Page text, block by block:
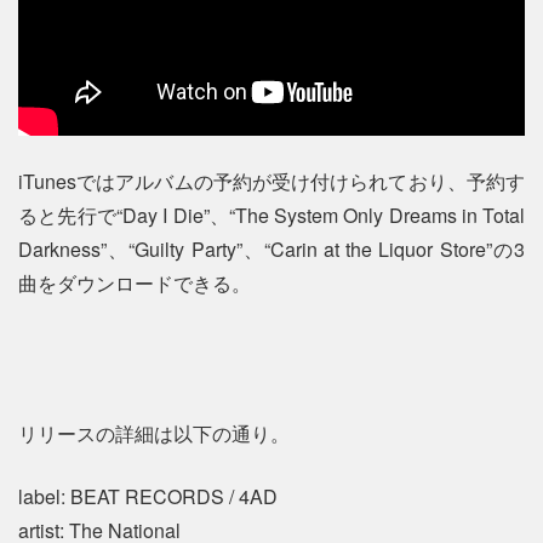
iTunesではアルバムの予約が受け付けられており、予約す
ると先行で“Day I Die”、“The System Only Dreams in Total
Darkness”、“Guilty Party”、“Carin at the Liquor Store”の3
曲をダウンロードできる。
リリースの詳細は以下の通り。
label: BEAT RECORDS / 4AD
artist: The National